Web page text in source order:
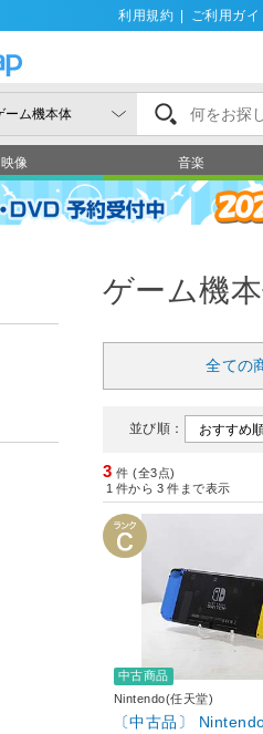
利用規約 ご利用ガイ
映像 音楽
ゲーム機
全ての
並び順：
3 件 (全3点)
1 件から 3 件まで表示
中古商品
Nintendo(任天堂)
〔中古品〕